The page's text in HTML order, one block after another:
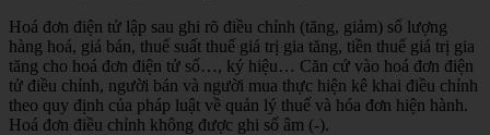
Hoá đơn điện tử lập sau ghi rõ điều chỉnh (tăng, giảm) số lượng
hàng hoá, giá bán, thuế suất thuế giá trị gia tăng, tiền thuế giá trị gia
tăng cho hoá đơn điện tử số…, ký hiệu… Căn cứ vào hoá đơn điện
tử điều chỉnh, người bán và người mua thực hiện kê khai điều chỉnh
theo quy định của pháp luật về quản lý thuế và hóa đơn hiện hành.
Hoá đơn điều chỉnh không được ghi số âm (-).